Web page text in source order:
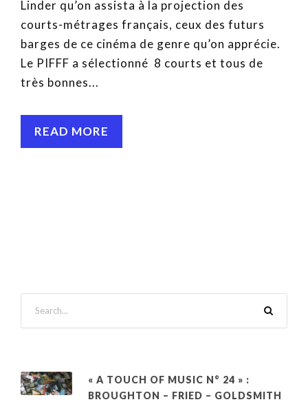
Linder qu’on assista à la projection des
courts-métrages français, ceux des futurs
barges de ce cinéma de genre qu’on apprécie.
Le PIFFF a sélectionné 8 courts et tous de
très bonnes...
READ MORE
« A TOUCH OF MUSIC N° 24 » :
BROUGHTON – FRIED – GOLDSMITH